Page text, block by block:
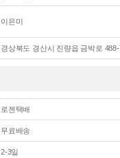
이은미
경상북도 경산시 진량읍 금박로
로젠택배
무료배송
2-3일